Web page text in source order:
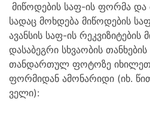
მიწოდების საფ-ის ფორმა და
სადაც მოხდება მიწოდების
ავანსის საფ-ის
დასაბეგრი სხვაობის
თანდართულ ფოტოზე იხილეთ
ფორმიდან ამონარიდი (იხ.
ველი):